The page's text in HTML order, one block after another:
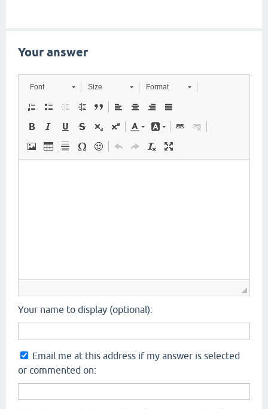
Your answer
Font Size Format
Your name to display (optional):
Email me at this address if my answer is selected
or commented on: